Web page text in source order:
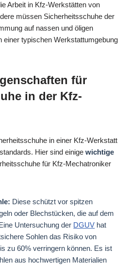
Arbeit in Kfz-Werkstätten von
müssen Sicherheitsschuhe der
auf nassen und öligen
einer typischen Werkstattumgebung
für
in der Kfz-
in einer Kfz-Werkstatt
Hier sind einige wichtige
für Kfz-Mechatroniker
Diese schützt vor spitzen
oder Blechstücken, die auf dem
Untersuchung der DGUV hat
Sohlen das Risiko von
zu 60% verringern können. Es ist
aus hochwertigen Materialien